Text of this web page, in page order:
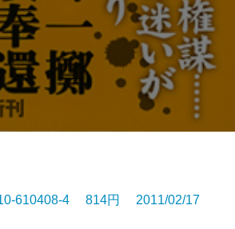
610408-4 814円 2011/02/17